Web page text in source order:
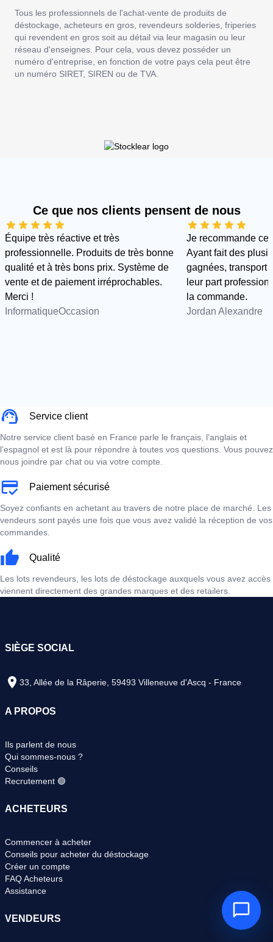
Tous les professionnels de l'achat-vente de produits de
déstockage, acheteurs en gros, revendeurs solderies, friperies
qui revendent en gros soit au détail via leur magasin ou leur
réseau d'enseignes. Pour cela, vous devez posséder un
numéro d'entreprise, en fonction de votre pays cela peut être
un numéro SIRET, SIREN ou de TVA.
Ce que nos clients pensent de nous
Équipe très réactive et très
professionnelle. Produits de très bonne
qualité et à très bons prix. Système de
vente et de paiement irréprochables.
Merci !
InformatiqueOccasion
Je recommande
Ayant fait des
gagnées, transport
leur part
la commande.
Jordan Alexandre
Service client
Notre service client basé en France parle le français, l’anglais et
l’espagnol et est là pour répondre à toutes vos questions. Vous pouvez
nous joindre par chat ou via votre compte.
Paiement sécurisé
Soyez confiants en achetant au travers de notre place de marché. Les
vendeurs sont payés une fois que vous avez validé la réception de vos
commandes.
Qualité
Les lots revendeurs, les lots de déstockage auxquels vous avez accès
viennent directement des grandes marques et des retailers.
SIÈGE SOCIAL
33, Allée de la Râperie, 59493 Villeneuve d'Ascq - France
A PROPOS
Ils parlent de nous
Qui sommes-nous ?
Conseils
Recrutement 🟢
ACHETEURS
Commencer à acheter
Conseils pour acheter du déstockage
Créer un compte
FAQ Acheteurs
Assistance
VENDEURS